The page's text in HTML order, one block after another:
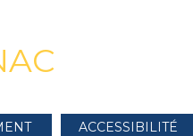
ACCESSIBILITÉ